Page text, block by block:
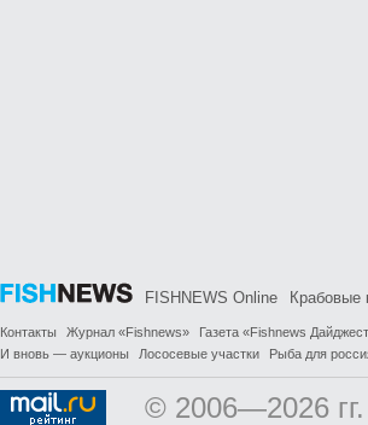
FISHNEWS Online Крабовые
Контакты Журнал «Fishnews» Газета «Fishnews
И вновь — аукционы
Лососевые участки Рыба для
© 2006—2026